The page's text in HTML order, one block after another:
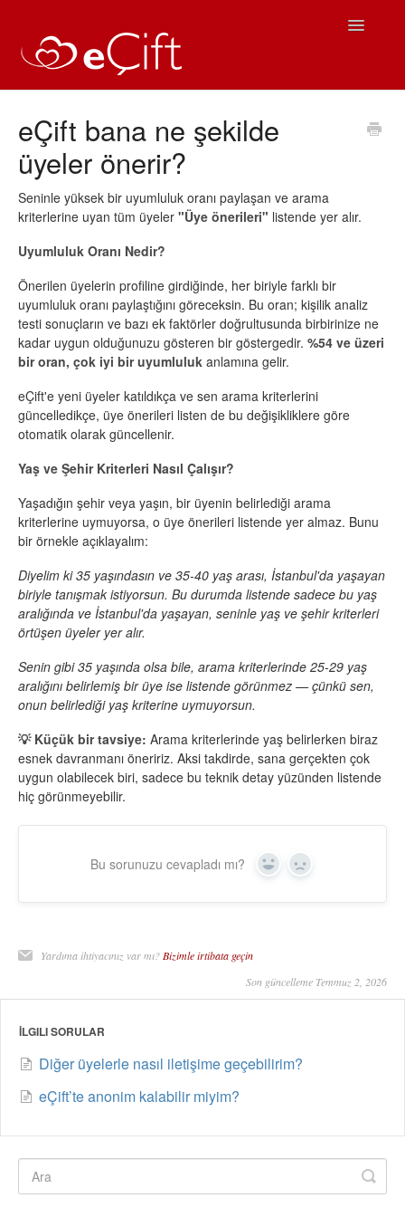
Toggle
eÇift Kullanım
Sıkça Sorulan Sorular
Android Yardım
İletişim
eÇift bana ne şekilde
üyeler önerir?
Seninle yüksek bir uyumluluk oranı paylaşan ve arama
kriterlerine uyan tüm üyeler "Üye önerileri" listende yer alır.
Uyumluluk Oranı Nedir?
Önerilen üyelerin profiline girdiğinde, her biriyle farklı bir
uyumluluk oranı paylaştığını göreceksin. Bu oran; kişilik analiz
testi sonuçların ve bazı ek faktörler doğrultusunda birbirinize ne
kadar uygun olduğunuzu gösteren bir göstergedir. %54 ve üzeri
bir oran, çok iyi bir uyumluluk anlamına gelir.
eÇift'e yeni üyeler katıldıkça ve sen arama kriterlerini
güncelledikçe, üye önerileri listen de bu değişikliklere göre
otomatik olarak güncellenir.
Yaş ve Şehir Kriterleri Nasıl Çalışır?
Yaşadığın şehir veya yaşın, bir üyenin belirlediği arama
kriterlerine uymuyorsa, o üye önerileri listende yer almaz. Bunu
bir örnekle açıklayalım:
Diyelim ki 35 yaşındasın ve 35-40 yaş arası, İstanbul'da yaşayan
biriyle tanışmak istiyorsun. Bu durumda listende sadece bu yaş
aralığında ve İstanbul'da yaşayan, seninle yaş ve şehir kriterleri
örtüşen üyeler yer alır.
Senin gibi 35 yaşında olsa bile, arama kriterlerinde 25-29 yaş
aralığını belirlemiş bir üye ise listende görünmez — çünkü sen,
onun belirlediği yaş kriterine uymuyorsun.
💡 Küçük bir tavsiye: Arama kriterlerinde yaş belirlerken biraz
esnek davranmanı öneririz. Aksi takdirde, sana gerçekten çok
uygun olabilecek biri, sadece bu teknik detay yüzünden listende
hiç görünmeyebilir.
Bu sorunuzu cevapladı mı? Yes No
Yardıma ihtiyacınız var mı?Bizimle irtibata geçin
Son güncelleme Temmuz 2, 2026
İLGILI SORULAR
Diğer üyelerle nasıl iletişime geçebilirim?
eÇift’te anonim kalabilir miyim?